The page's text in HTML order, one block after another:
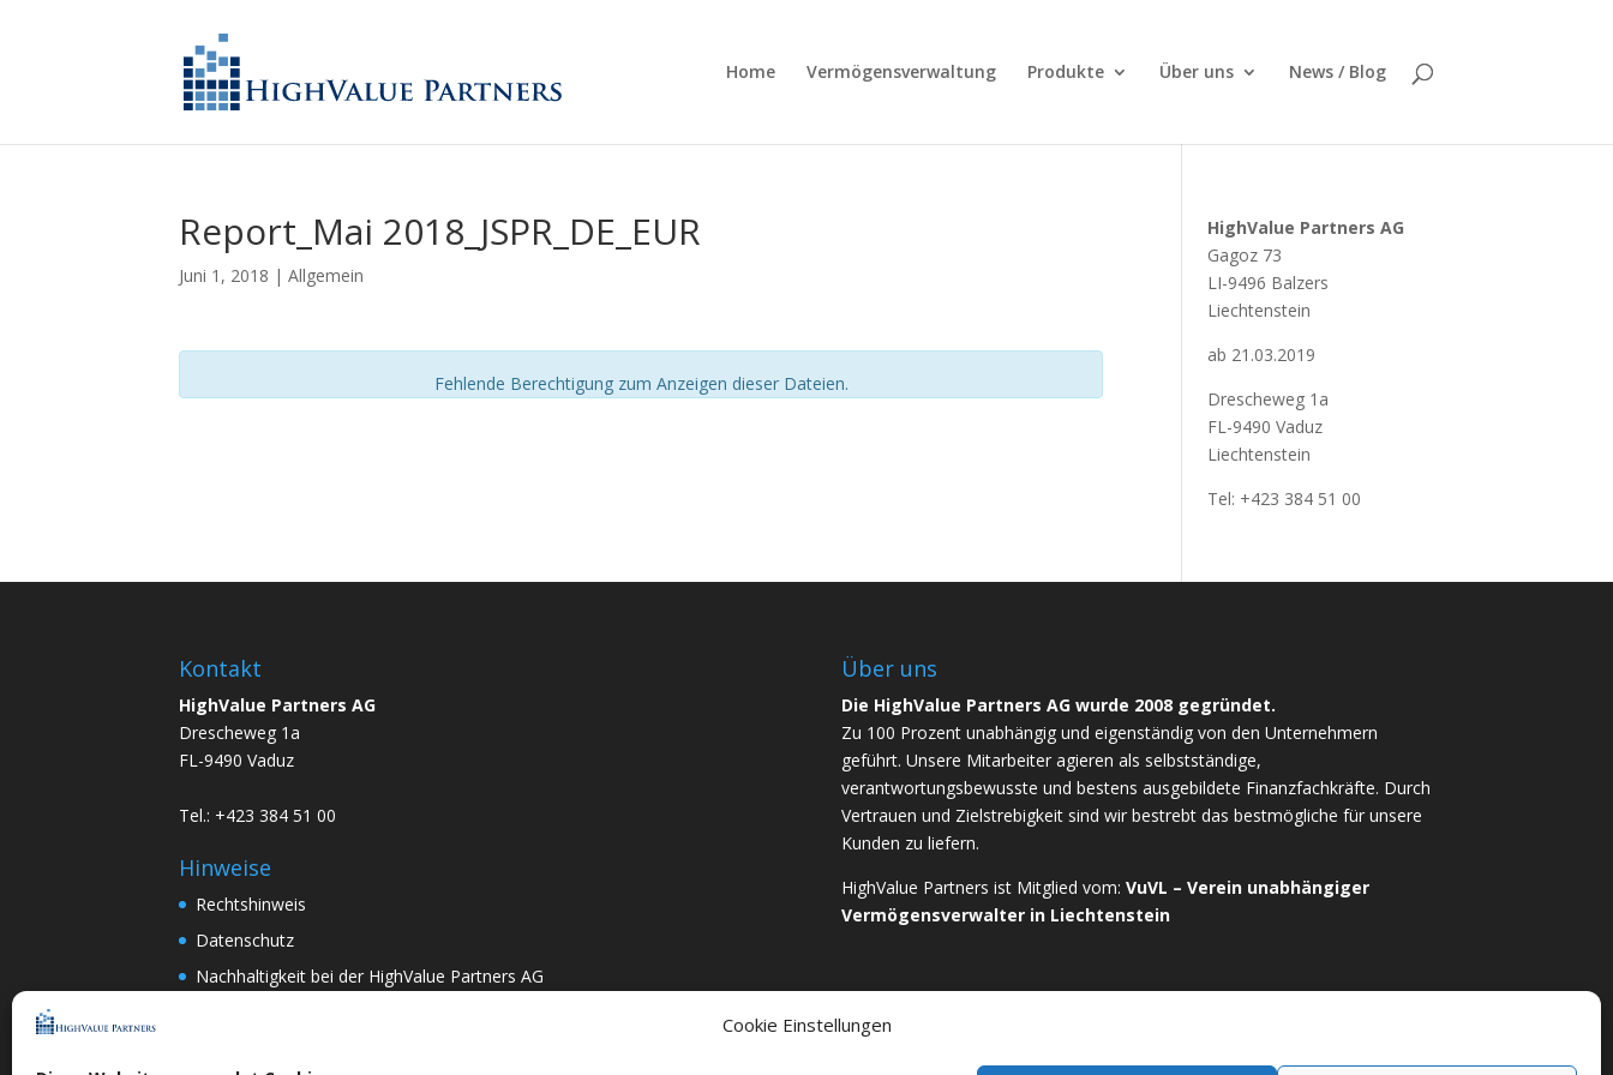
Cookie Einstellungen
Home Vermögensverwaltung Produkte Über uns News / Blog
Report_Mai 2018_JSPR_DE_EUR
Juni 1, 2018 | Allgemein
Fehlende Berechtigung zum Anzeigen dieser Dateien.
HighValue Partners AG
Gagoz 73
LI-9496 Balzers
Liechtenstein
ab 21.03.2019
Drescheweg 1a
FL-9490 Vaduz
Liechtenstein
Tel: +423 384 51 00
Kontakt
HighValue Partners AG
Drescheweg 1a
FL-9490 Vaduz
Tel.: +423 384 51 00
Hinweise
Rechtshinweis
Datenschutz
Nachhaltigkeit bei der HighValue Partners AG
Über uns
Die HighValue Partners AG wurde 2008 gegründet.
Zu 100 Prozent unabhängig und eigenständig von den Unternehmern
geführt. Unsere Mitarbeiter agieren als selbstständige,
verantwortungsbewusste und bestens ausgebildete Finanzfachkräfte. Durch
Vertrauen und Zielstrebigkeit sind wir bestrebt das bestmögliche für unsere
Kunden zu liefern.
HighValue Partners ist Mitglied vom: VuVL – Verein unabhängiger
Vermögensverwalter in Liechtenstein